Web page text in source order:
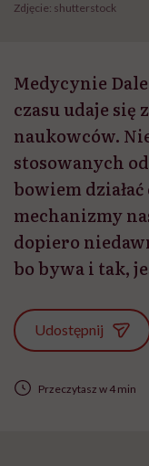
Zdjęcie: shutterstock
Medycynie
czasu udaje
naukowców.
stosowanych
bowiem
mechanizmy
dopiero
bo bywa i tak,
Udostępnij
Przeczytasz w 4 min